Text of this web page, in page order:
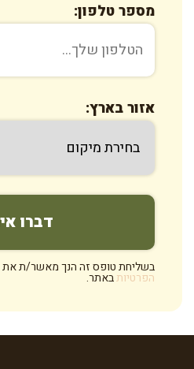
מספר טלפון:
אזור בארץ:
בשליחת טופס זה הנך מאשר/ת את
הפרטיותבאתר.